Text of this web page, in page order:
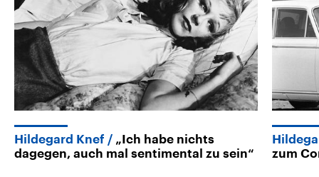
Hildegard Knef
„Ich habe nichts
dagegen, auch mal sentimental zu sein“
zum